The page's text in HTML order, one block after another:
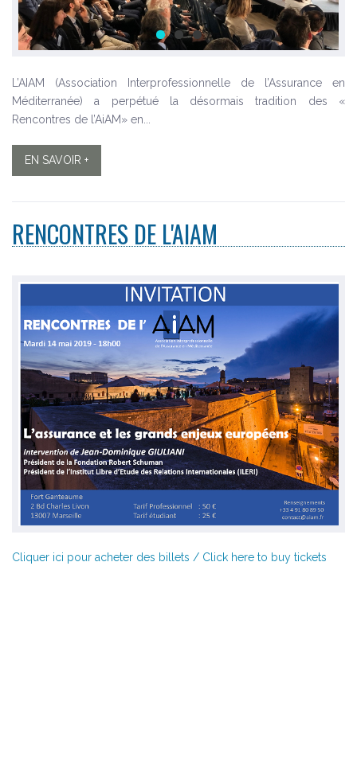
L’AIAM (Association Interprofessionnelle de l’Assurance en
Méditerranée) a perpétué la désormais tradition des «
Rencontres de l’AiAM» en...
EN SAVOIR +
RENCONTRES DE L'AIAM
Cliquer ici pour acheter des billets / Click here to buy tickets